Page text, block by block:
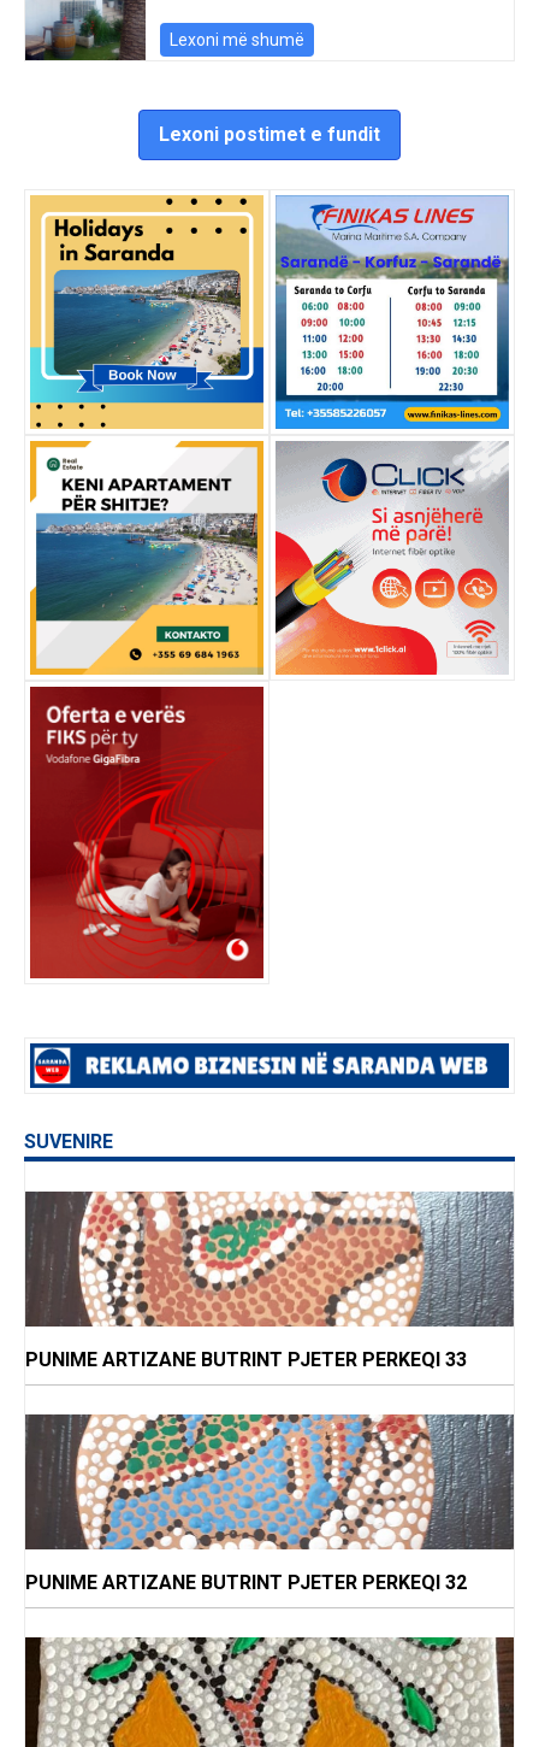
Lexoni më shumë
Lexoni postimet e fundit
SUVENIRE
PUNIME ARTIZANE BUTRINT PJETER PERKEQI 33
PUNIME ARTIZANE BUTRINT PJETER PERKEQI 32